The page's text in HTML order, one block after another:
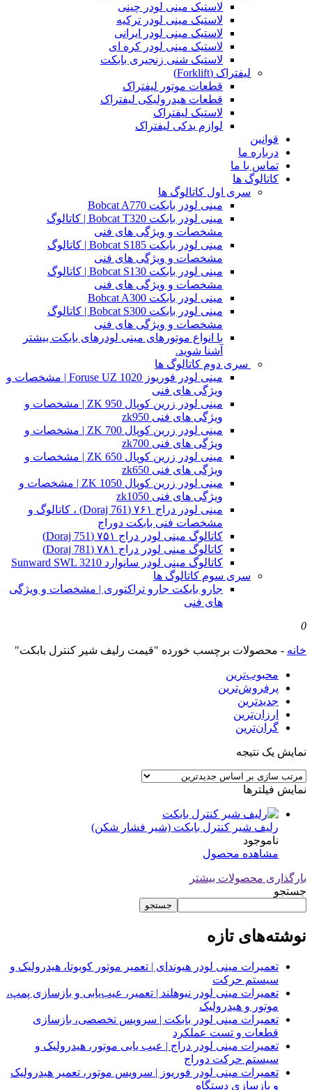
لاستیک مینی لودر چینی
لاستیک مینی لودر ترکیه
لاستیک مینی لودر ایرانی
لاستیک مینی لودر کره ای
لاستیک شنی زنجیری بابکت
لیفتراک (Forklift)
قطعات موتور لیفتراک
قطعات هیدرولیکی لیفتراک
لاستیک لیفتراک
لوازم یدکی لیفتراک
قوانین
درباره ما
تماس با ما
کاتالوگ ها
سری اول کاتالوگ ها
مینی لودر بابکت Bobcat A770
مینی لودر بابکت Bobcat T320 | کاتالوگ
مشخصات و ویژگی های فنی
مینی لودر بابکت Bobcat S185 | کاتالوگ
مشخصات و ویژگی های فنی
مینی لودر بابکت Bobcat S130 | کاتالوگ
مشخصات و ویژگی های فنی
مینی لودر بابکت Bobcat A300
مینی لودر بابکت Bobcat S300 | کاتالوگ
مشخصات و ویژگی های فنی
با انواع موتورهای مینی لودرهای بابکت بیشتر
آشنا شوید.
سری دوم کاتالوگ ها
مینی لودر فوریوز Foruse UZ 1020 | مشخصات و
ویژگی های فنی
مینی لودر زرین کوپال ZK 950 | مشخصات و
ویژگی های فنی zk950
مینی لودر زرین کوپال ZK 700 | مشخصات و
ویژگی های فنی zk700
مینی لودر زرین کوپال ZK 650 | مشخصات و
ویژگی های فنی zk650
مینی لودر زرین کوپال ZK 1050 | مشخصات و
ویژگی های فنی zk1050
مینی لودر دراج ۷۶۱ (Doraj 761) ، کاتالوگ و
مشخصات فنی بابکت دوراج
کاتالوگ مینی لودر دراج ۷۵۱ (Doraj 751)
کاتالوگ مینی لودر دراج ۷۸۱ (Doraj 781)
کاتالوگ مینی لودر سانوارد Sunward SWL 3210
سری سوم کاتالوگ ها
جارو بابکت جارو تراکتوری | مشخصات و ویژگی
های فنی
0
خانه - محصولات برچسب خورده "قیمت رلیف شیر کنترل بابکت"
محبوب‌ترین
پرفروش‌ترین
جدیدترین
ارزان‌ترین
گران‌ترین
نمایش یک نتیجه
نمایش فیلترها
رلیف شیر کنترل بابکت (شیر فشار شکن)
ناموجود
مشاهده محصول
بارگذاری محصولات بیشتر
جستجو
جستجو
نوشته‌های تازه
تعمیرات مینی لودر هیوندای | تعمیر موتور کوبوتا، هیدرولیک و
سیستم حرکت
تعمیرات مینی لودر نیوهلند | تعمیر، عیب‌یابی و بازسازی پمپ،
موتور و هیدرولیک
تعمیرات مینی لودر بابکت | سرویس تخصصی، بازسازی
قطعات و تست عملکرد
تعمیرات مینی لودر دراج | عیب یابی موتور، هیدرولیک و
سیستم حرکت دوراج
تعمیرات مینی لودر فوریوز | سرویس موتور، تعمیر هیدرولیک
و بازسازی دستگاه